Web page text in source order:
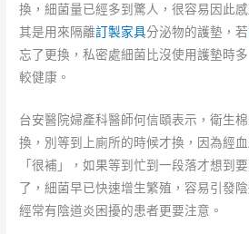
換，細菌量已經多到驚人，很容易因此
其是用來隔離訂製家具分泌物的護墊，若
忘了更換，私密處細菌比沒使用護墊時
較健康。
台安醫院婦產科醫師何信頤表示，衛生
換，別等到上廁所的時候才換，因為經
「很補」，如果等到忙到一段落才想到
了，細菌早已快速增生繁殖，容易引發
經常有陰道炎困擾的患者更要注意。